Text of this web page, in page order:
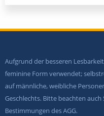
Aufgrund der besseren
feminine Form verwendet;
auf männliche, weibliche
Geschlechts. Bitte beachten
Bestimmungen des AGG.